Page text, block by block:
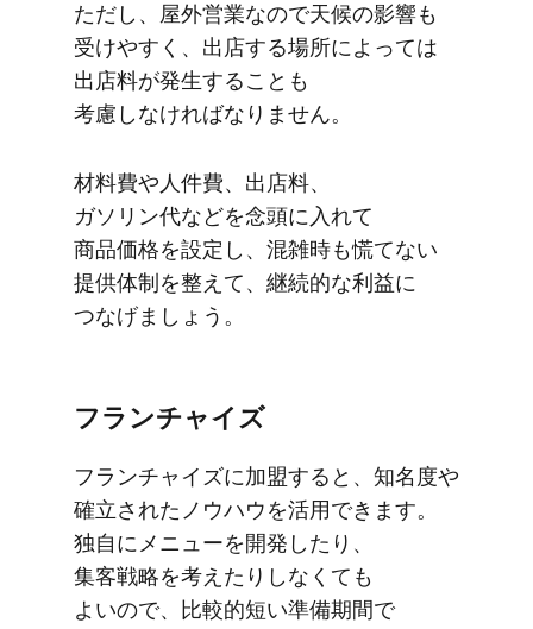
ただし、​屋外営業なので​天候の​影響も​
受けやすく、​出店する​場所に​よっては​
出店料が​発生する​ことも​
考慮しなければなりません。
材料費や​​人件費、​出店料、​
ガソリン代などを​​念頭に​入れて​
商品価格を​設定し、​混雑時も​​慌てない​​
提供体制を​整えて、​継続的な​利益に​
つなげましょう。
フランチャイズ
フランチャイズに​加盟すると、​知名度や​
確立された​ノウハウを​活用できます。​
独自に​メニューを​開発したり、​
集客戦略を​考えたりしなくても​
よいので、​比較的短い​準備期間で​